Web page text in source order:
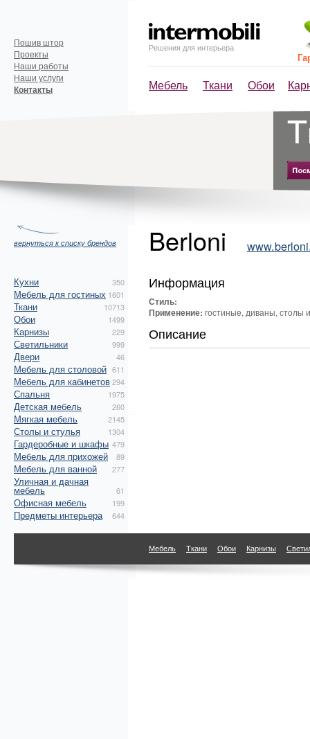
Решения для интерьера
Мебель Ткани Обои
Пошив штор
Проекты
Наши работы
Наши услуги
Контакты
вернуться к списку брендов
Кухни 350
Мебель для гостиных 1601
Ткани 10713
Обои 1499
Карнизы 229
Светильники 999
Двери 46
Мебель для столовой 611
Мебель для кабинетов294
Спальня 1975
Детская мебель 260
Мягкая мебель 2145
Столы и стулья 1304
Гардеробные и шкафы 479
Мебель для прихожей 89
Мебель для ванной 277
Уличная и дачная
мебель 61
Офисная мебель 199
Предметы интерьера 644
Berloni
Информация
Стиль:
Применение: гостиные, диваны, столы
Описание
Мебель Ткани Обои Карнизы